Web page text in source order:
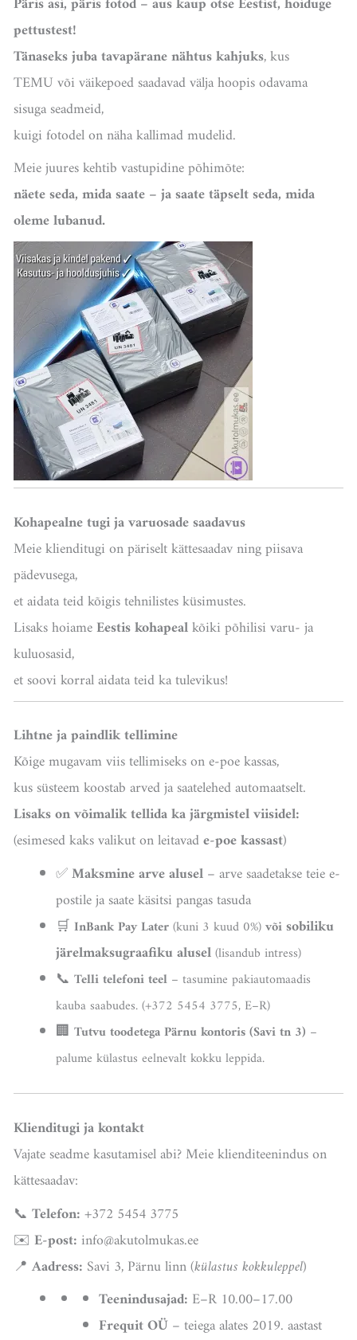
pettustest!
Tänaseks juba tavapärane nähtus kahjuks, kus
TEMU või väikepoed saadavad välja hoopis odavama
sisuga seadmeid,
kuigi fotodel on näha kallimad mudelid.
Meie juures kehtib vastupidine põhimõte:
näete seda, mida saate – ja saate täpselt seda, mida
oleme lubanud.
Kohapealne tugi ja varuosade saadavus
Meie klienditugi on päriselt kättesaadav ning piisava
pädevusega,
et aidata teid kõigis tehnilistes küsimustes.
Lisaks hoiameEestis kohapealkõiki põhilisi varu- ja
kuluosasid,
et soovi korral aidata teid ka tulevikus!
Lihtne ja paindlik tellimine
Kõige mugavam viis tellimiseks on e-poe kassas,
kus süsteem koostab arved ja saatelehed automaatselt.
Lisaks on võimalik tellida ka järgmistel viisidel:
(esimesed kaks valikut on leitavade-poe kassast)
✅Maksmine arve alusel– arve saadetakse teie e-
postile ja saate käsitsi pangas tasuda
🛒InBank Pay Later(kuni 3 kuud 0%)võisobiliku
järelmaksugraafiku alusel(lisandub intress)
📞Telli telefoni teel – tasumine pakiautomaadis
kauba saabudes. (+372 5454 3775, E–R)
🏢Tutvu toodetega Pärnu kontoris (Savi tn 3) –
palume külastus eelnevalt kokku leppida.
Klienditugi ja kontakt
Vajate seadme kasutamisel abi? Meie klienditeenindus on
kättesaadav:
📞Telefon:+372 5454 3775
✉️E-post:info@akutolmukas.ee
📍Aadress: Savi 3, Pärnu linn(külastus kokkuleppel)
Teenindusajad: E–R 10.00–17.00
Frequit OÜ– teiega alates 2019. aastast